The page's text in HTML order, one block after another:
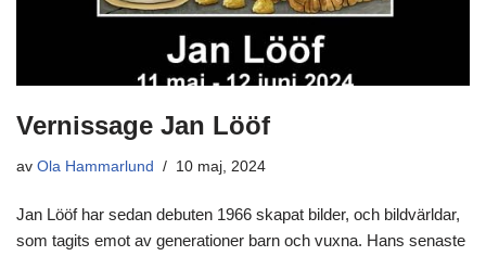
Vernissage Jan Lööf
av Ola Hammarlund 10 maj, 2024
Jan Lööf har sedan debuten 1966 skapat bilder, och bildvärldar,
som tagits emot av generationer barn och vuxna. Hans senaste